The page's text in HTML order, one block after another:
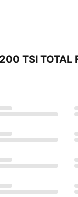
TSI TOTAL